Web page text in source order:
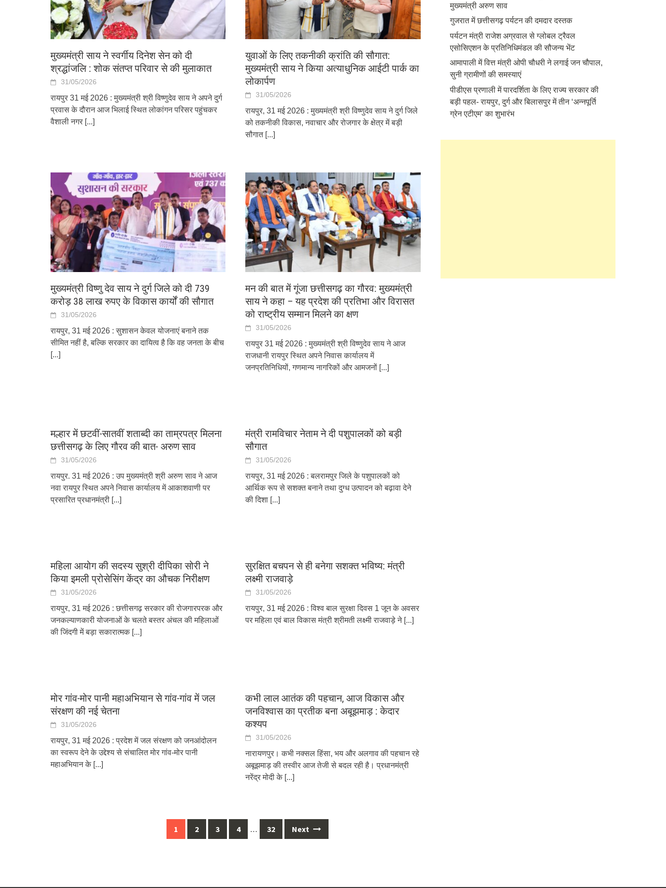
मुख्यमंत्री साय ने स्वर्गीय दिनेश सेन को दी
श्रद्धांजलि : शोक संतप्त परिवार से की मुलाकात
31/05/2026
रायपुर 31 मई 2026 : मुख्यमंत्री श्री विष्णुदेव साय ने अपने दुर्ग
प्रवास के दौरान आज भिलाई स्थित लोकांगन परिसर पहुंचकर
वैशाली नगर [...]
युवाओं के लिए तकनीकी क्रांति की सौगात:
मुख्यमंत्री साय ने किया अत्याधुनिक आईटी पार्क का
लोकार्पण
31/05/2026
रायपुर, 31 मई 2026 : मुख्यमंत्री श्री विष्णुदेव साय ने दुर्ग जिले
को तकनीकी विकास, नवाचार और रोजगार के क्षेत्र में बड़ी
सौगात [...]
मुख्यमंत्री विष्णु देव साय ने दुर्ग जिले को दी 739
करोड़ 38 लाख रुपए के विकास कार्यों की सौगात
31/05/2026
रायपुर, 31 मई 2026 : सुशासन केवल योजनाएं बनाने तक
सीमित नहीं है, बल्कि सरकार का दायित्व है कि वह जनता के बीच
[...]
मन की बात में गूंजा छत्तीसगढ़ का गौरव: मुख्यमंत्री
साय ने कहा – यह प्रदेश की प्रतिभा और विरासत
को राष्ट्रीय सम्मान मिलने का क्षण
31/05/2026
रायपुर 31 मई 2026 : मुख्यमंत्री श्री विष्णुदेव साय ने आज
राजधानी रायपुर स्थित अपने निवास कार्यालय में
जनप्रतिनिधियों, गणमान्य नागरिकों और आमजनों [...]
मल्हार में छटवीं-सातवीं शताब्दी का ताम्रपत्र मिलना
छत्तीसगढ़ के लिए गौरव की बात- अरुण साव
31/05/2026
रायपुर. 31 मई 2026 : उप मुख्यमंत्री श्री अरुण साव ने आज
नवा रायपुर स्थित अपने निवास कार्यालय में आकाशवाणी पर
प्रसारित प्रधानमंत्री [...]
मंत्री रामविचार नेताम ने दी पशुपालकों को बड़ी
सौगात
31/05/2026
रायपुर, 31 मई 2026 : बलरामपुर जिले के पशुपालकों को
आर्थिक रूप से सशक्त बनाने तथा दुग्ध उत्पादन को बढ़ावा देने
की दिशा [...]
महिला आयोग की सदस्य सुश्री दीपिका सोरी ने
किया इमली प्रोसेसिंग केंद्र का औचक निरीक्षण
31/05/2026
रायपुर, 31 मई 2026 : छत्तीसगढ़ सरकार की रोजगारपरक और
जनकल्याणकारी योजनाओं के चलते बस्तर अंचल की महिलाओं
की जिंदगी में बड़ा सकारात्मक [...]
सुरक्षित बचपन से ही बनेगा सशक्त भविष्य: मंत्री
लक्ष्मी राजवाड़े
31/05/2026
रायपुर, 31 मई 2026 : विश्व बाल सुरक्षा दिवस 1 जून के अवसर
पर महिला एवं बाल विकास मंत्री श्रीमती लक्ष्मी राजवाड़े ने [...]
मोर गांव-मोर पानी महाअभियान से गांव-गांव में जल
संरक्षण की नई चेतना
31/05/2026
रायपुर, 31 मई 2026 : प्रदेश में जल संरक्षण को जनआंदोलन
का स्वरूप देने के उद्देश्य से संचालित मोर गांव-मोर पानी
महाअभियान के [...]
कभी लाल आतंक की पहचान, आज विकास और
जनविश्वास का प्रतीक बना अबूझमाड़ : केदार
कश्यप
31/05/2026
नारायणपुर। कभी नक्सल हिंसा, भय और अलगाव की पहचान रहे
अबूझमाड़ की तस्वीर आज तेजी से बदल रही है। प्रधानमंत्री
नरेंद्र मोदी के [...]
1 2 3 4 … 32 Next
मुख्यमंत्री अरुण साव
गुजरात में छत्तीसगढ़ पर्यटन की दमदार दस्तक
पर्यटन मंत्री राजेश अग्रवाल से ग्लोबल ट्रैवल
एसोसिएशन के प्रतिनिधिमंडल की सौजन्य भेंट
आमापाली में वित्त मंत्री ओपी चौधरी ने लगाई जन चौपाल,
सुनी ग्रामीणों की समस्याएं
पीडीएस प्रणाली में पारदर्शिता के लिए राज्य सरकार की
बड़ी पहल- रायपुर, दुर्ग और बिलासपुर में तीन ‘अन्नपूर्ति
ग्रेन एटीएम‘ का शुभारंभ